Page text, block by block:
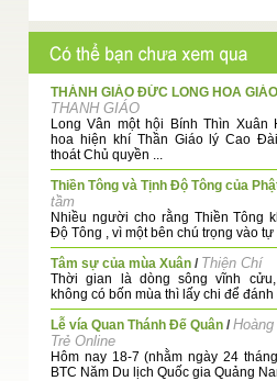
THÁNH GIÁO ĐỨC LONG HOA
THANH GIÁO
Long Vân một hội Bính Thìn Xuân
hoa hiện khí Thần Giáo lý Cao
thoát Chủ quyền ...
Thiền Tông và Tịnh Độ Tông của
tầm
Nhiều người cho rằng Thiền Tông
Độ Tông , vì một bên chú trọng vào tự
Tâm sự của mùa Xuân / Thiện Chí
Thời gian là dòng sông vĩnh
không có bốn mùa thì lấy chi để
Lễ vía Quan Thánh Đế Quân /
Trẻ Online
Hôm nay 18-7 (nhằm ngày 24
BTC Năm Du lịch Quốc gia Quảng